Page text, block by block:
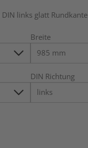
links glatt Rundkante
Breite
DIN Richtung